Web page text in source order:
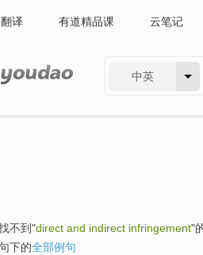
翻译 有道精品课 云笔记
中英
不到"direct and indirect infringement"
下的全部例句